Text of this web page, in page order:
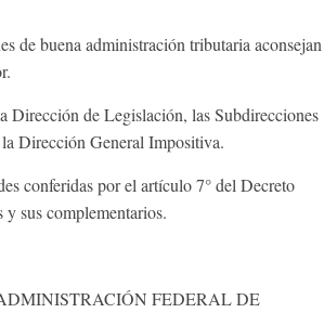
de buena administración tributaria aconsejan
Dirección de Legislación, las Subdirecciones
Dirección General Impositiva.
conferidas por el artículo 7° del Decreto
sus complementarios.
FEDERAL DE